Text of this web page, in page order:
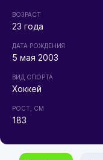
ВОЗРАСТ
23 года
ДАТА РОЖДЕНИЯ
5 мая 2003
ВИД СПОРТА
Хоккей
РОСТ, СМ
183